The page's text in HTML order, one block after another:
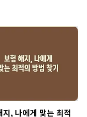
지, 나에게 맞는 최적